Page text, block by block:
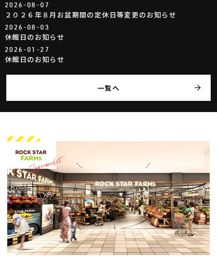
2026-08-07
２０２６年８月お盆期間の定休日等変更のお知らせ
2026-08-03
休館日のお知らせ
2026-01-27
休館日のお知らせ
一覧へ